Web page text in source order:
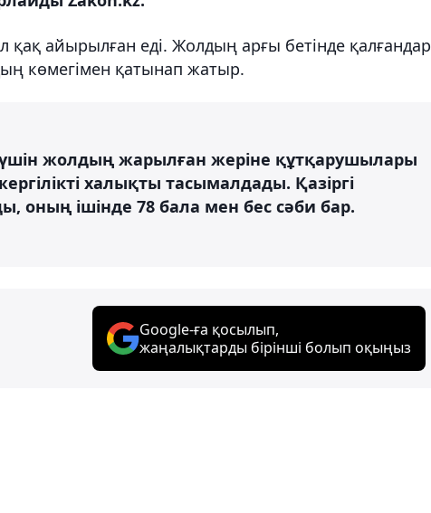
қақ айырылған еді. Жолдың арғы бетінде қалғандар
көмегімен қатынап жатыр.
жолдың жарылған жеріне құтқарушылары
халықты тасымалдады. Қазіргі
оның ішінде 78 бала мен бес сәби бар.
Google-ға қосылып,
жаңалықтарды бірінші болып оқыңыз